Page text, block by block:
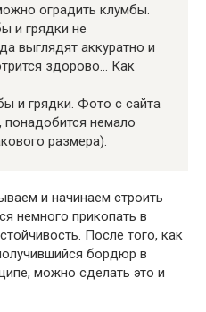
оградить клумбы.
и грядки не
выглядят аккуратно и
здорово… Как
и грядки. Фото с сайта
немало
размера).
и начинаем строить
немного прикопать в
После того, как
бордюр в
можно сделать это и